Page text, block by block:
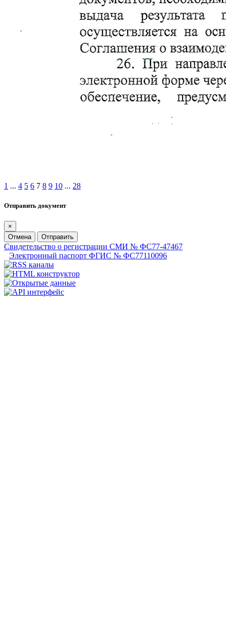
1 ... 4 5 6 7 8 9 10 ... 28
Отправить документ
×
Отмена
Отправить
Свидетельство о регистрации СМИ № ФС77-47467
Электронный паспорт ФГИС № ФС77110096